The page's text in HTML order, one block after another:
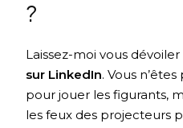
?
Laissez-moi vous dévoiler
sur LinkedIn. Vous
pour jouer les figurants,
les feux des projecteurs